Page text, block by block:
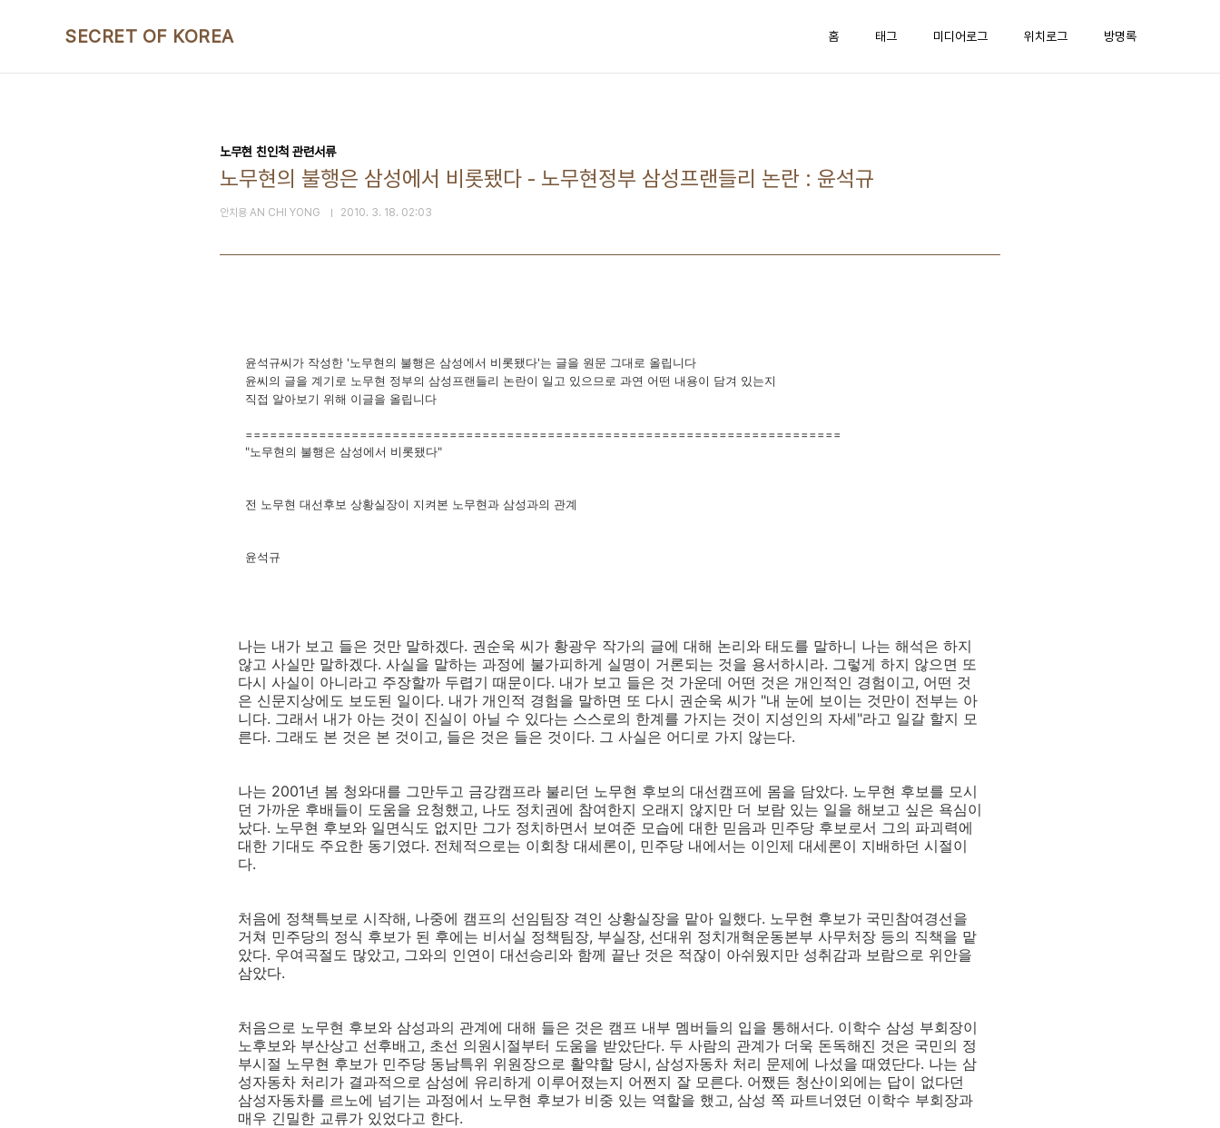
SECRET OF KOREA 홈 태그 미디어로그 위치로그 방명록
노무현 친인척 관련서류
노무현의 불행은 삼성에서 비롯됐다 - 노무현정부 삼성프랜들리 논란 : 윤석규
안치용 AN CHI YONG 2010. 3. 18. 02:03
윤석규씨가 작성한 '노무현의 불행은 삼성에서 비롯됐다'는 글을 원문 그대로 올립니다
윤씨의 글을 계기로 노무현 정부의 삼성프랜들리 논란이 일고 있으므로 과연 어떤 내용이 담겨 있는지
직접 알아보기 위해 이글을 올립니다
=========================================================================
"노무현의 불행은 삼성에서 비롯됐다"
전 노무현 대선후보 상황실장이 지켜본 노무현과 삼성과의 관계
윤석규
나는 내가 보고 들은 것만 말하겠다. 권순욱 씨가 황광우 작가의 글에 대해 논리와 태도를 말하니 나는 해석은 하지
않고 사실만 말하겠다. 사실을 말하는 과정에 불가피하게 실명이 거론되는 것을 용서하시라. 그렇게 하지 않으면 또
다시 사실이 아니라고 주장할까 두렵기 때문이다. 내가 보고 들은 것 가운데 어떤 것은 개인적인 경험이고, 어떤 것
은 신문지상에도 보도된 일이다. 내가 개인적 경험을 말하면 또 다시 권순욱 씨가 "내 눈에 보이는 것만이 전부는 아
니다. 그래서 내가 아는 것이 진실이 아닐 수 있다는 스스로의 한계를 가지는 것이 지성인의 자세"라고 일갈 할지 모
른다. 그래도 본 것은 본 것이고, 들은 것은 들은 것이다. 그 사실은 어디로 가지 않는다.
나는 2001년 봄 청와대를 그만두고 금강캠프라 불리던 노무현 후보의 대선캠프에 몸을 담았다. 노무현 후보를 모시
던 가까운 후배들이 도움을 요청했고, 나도 정치권에 참여한지 오래지 않지만 더 보람 있는 일을 해보고 싶은 욕심이
났다. 노무현 후보와 일면식도 없지만 그가 정치하면서 보여준 모습에 대한 믿음과 민주당 후보로서 그의 파괴력에
대한 기대도 주요한 동기였다. 전체적으로는 이회창 대세론이, 민주당 내에서는 이인제 대세론이 지배하던 시절이
다.
처음에 정책특보로 시작해, 나중에 캠프의 선임팀장 격인 상황실장을 맡아 일했다. 노무현 후보가 국민참여경선을
거쳐 민주당의 정식 후보가 된 후에는 비서실 정책팀장, 부실장, 선대위 정치개혁운동본부 사무처장 등의 직책을 맡
았다. 우여곡절도 많았고, 그와의 인연이 대선승리와 함께 끝난 것은 적잖이 아쉬웠지만 성취감과 보람으로 위안을
삼았다.
처음으로 노무현 후보와 삼성과의 관계에 대해 들은 것은 캠프 내부 멤버들의 입을 통해서다. 이학수 삼성 부회장이
노후보와 부산상고 선후배고, 초선 의원시절부터 도움을 받았단다. 두 사람의 관계가 더욱 돈독해진 것은 국민의 정
부시절 노무현 후보가 민주당 동남특위 위원장으로 활약할 당시, 삼성자동차 처리 문제에 나섰을 때였단다. 나는 삼
성자동차 처리가 결과적으로 삼성에 유리하게 이루어졌는지 어쩐지 잘 모른다. 어쨌든 청산이외에는 답이 없다던
삼성자동차를 르노에 넘기는 과정에서 노무현 후보가 비중 있는 역할을 했고, 삼성 쪽 파트너였던 이학수 부회장과
매우 긴밀한 교류가 있었다고 한다.